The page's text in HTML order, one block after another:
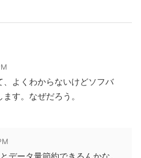
、よくわからないけどソフバ
す。なぜだろう。
データ量節約できるんかな。